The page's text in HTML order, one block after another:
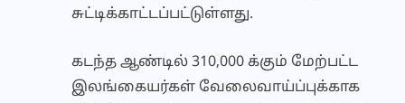
சுட்டிக்காட்டப்பட்டுள்ளது.
கடந்த ஆண்டில் 310,000 க்கும் மேற்பட்ட
இலங்கையர்கள் வேலைவாய்ப்புக்காக